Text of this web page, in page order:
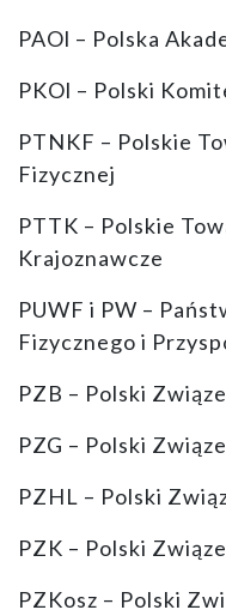
PAOl – Polska
PKOl – Polski
PTNKF – Polskie
Fizycznej
PTTK – Polskie
Krajoznawcze
PUWF i PW –
Fizycznego i
PZB – Polski
PZG – Polski
PZHL – Polski
PZK – Polski
PZKosz – Polski